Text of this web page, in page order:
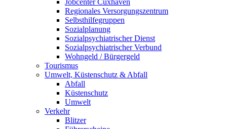
Jobcenter Cuxhaven
Regionales Versorgungszentrum
Selbsthilfegruppen
Sozialplanung
Sozialpsychiatrischer Dienst
Sozialpsychiatrischer Verbund
Wohngeld / Bürgergeld
Tourismus
Umwelt, Küstenschutz & Abfall
Abfall
Küstenschutz
Umwelt
Verkehr
Blitzer